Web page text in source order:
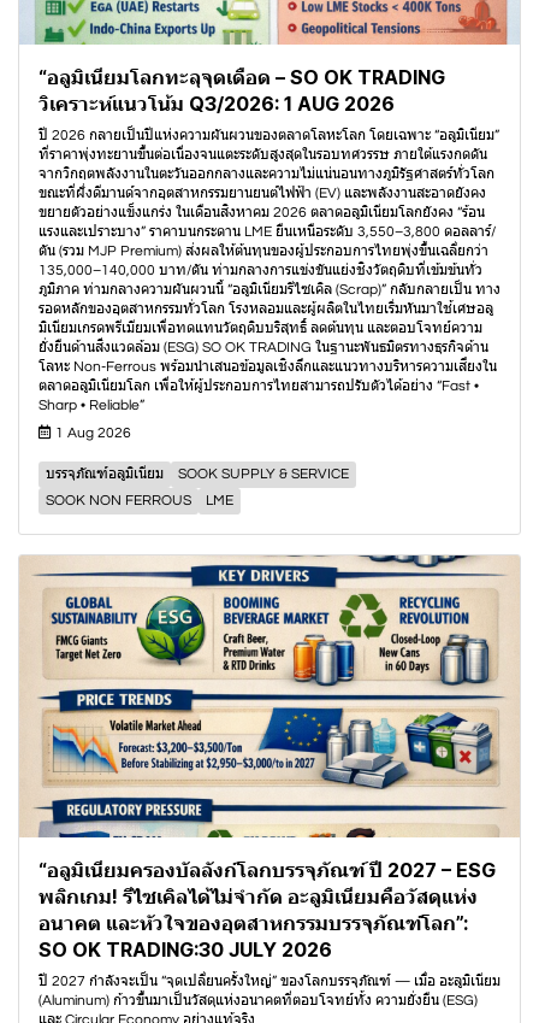
“อลูมิเนียมโลกทะลุจุดเดือด – SO OK TRADING
วิเคราะห์แนวโน้ม Q3/2026: 1 AUG 2026
ปี 2026 กลายเป็นปีแห่งความผันผวนของตลาดโลหะโลก โดยเฉพาะ “อลูมิเนียม”
ที่ราคาพุ่งทะยานขึ้นต่อเนื่องจนแตะระดับสูงสุดในรอบทศวรรษ ภายใต้แรงกดดัน
จากวิกฤตพลังงานในตะวันออกกลางและความไม่แน่นอนทางภูมิรัฐศาสตร์ทั่วโลก
ขณะที่ฝั่งดีมานด์จากอุตสาหกรรมยานยนต์ไฟฟ้า (EV) และพลังงานสะอาดยังคง
ขยายตัวอย่างแข็งแกร่ง ในเดือนสิงหาคม 2026 ตลาดอลูมิเนียมโลกยังคง “ร้อน
แรงและเปราะบาง” ราคาบนกระดาน LME ยืนเหนือระดับ 3,550–3,800 ดอลลาร์/
ตัน (รวม MJP Premium) ส่งผลให้ต้นทุนของผู้ประกอบการไทยพุ่งขึ้นเฉลี่ยกว่า
135,000–140,000 บาท/ตัน ท่ามกลางการแข่งขันแย่งชิงวัตถุดิบที่เข้มข้นทั่ว
ภูมิภาค ท่ามกลางความผันผวนนี้ “อลูมิเนียมรีไซเคิล (Scrap)” กลับกลายเป็น ทาง
รอดหลักของอุตสาหกรรมทั่วโลก โรงหลอมและผู้ผลิตในไทยเริ่มหันมาใช้เศษอลู
มิเนียมเกรดพรีเมียมเพื่อทดแทนวัตถุดิบบริสุทธิ์ ลดต้นทุน และตอบโจทย์ความ
ยั่งยืนด้านสิ่งแวดล้อม (ESG) SO OK TRADING ในฐานะพันธมิตรทางธุรกิจด้าน
โลหะ Non-Ferrous พร้อมนำเสนอข้อมูลเชิงลึกและแนวทางบริหารความเสี่ยงใน
ตลาดอลูมิเนียมโลก เพื่อให้ผู้ประกอบการไทยสามารถปรับตัวได้อย่าง “Fast •
Sharp • Reliable”
1 Aug 2026
บรรจุภัณฑ์อลูมิเนียม
SOOK SUPPLY & SERVICE
SOOK NON FERROUS
LME
“อลูมิเนียมครองบัลลังก์โลกบรรจุภัณฑ์ ปี 2027 – ESG
พลิกเกม! รีไซเคิลได้ไม่จำกัด อะลูมิเนียมคือวัสดุแห่ง
อนาคต และหัวใจของอุตสาหกรรมบรรจุภัณฑ์โลก”:
SO OK TRADING:30 JULY 2026
ปี 2027 กำลังจะเป็น “จุดเปลี่ยนครั้งใหญ่” ของโลกบรรจุภัณฑ์ — เมื่อ อะลูมิเนียม
(Aluminum) ก้าวขึ้นมาเป็นวัสดุแห่งอนาคตที่ตอบโจทย์ทั้ง ความยั่งยืน (ESG)